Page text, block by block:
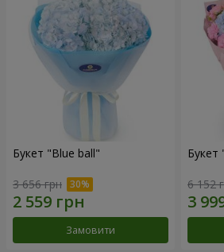
Букет "Blue ball"
3 656 грн
Замовити
Букет
6 152